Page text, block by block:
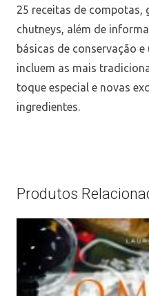
25 receitas de compotas,
chutneys, além de
básicas de conservação
incluem as mais
toque especial e novas
ingredientes.
Produtos